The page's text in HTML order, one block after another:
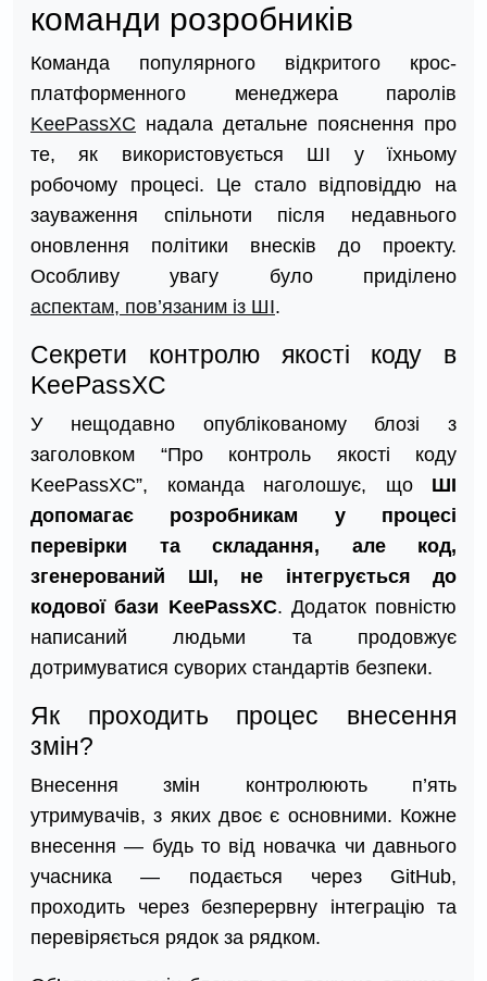
команди розробників
Команда популярного відкритого крос-
платформенного менеджера паролів
KeePassXC надала детальне пояснення про
те, як використовується ШІ у їхньому
робочому процесі. Це стало відповіддю на
зауваження спільноти після недавнього
оновлення політики внесків до проекту.
Особливу увагу було приділено
аспектам, пов’язаним із ШІ.
Секрети контролю якості коду в
KeePassXC
У нещодавно опублікованому блозі з
заголовком “Про контроль якості коду
KeePassXC”, команда наголошує, що ШІ
допомагає розробникам у процесі
перевірки та складання, але код,
згенерований ШІ, не інтегрується до
кодової бази KeePassXC. Додаток повністю
написаний людьми та продовжує
дотримуватися суворих стандартів безпеки.
Як проходить процес внесення
змін?
Внесення змін контролюють п’ять
утримувачів, з яких двоє є основними. Кожне
внесення — будь то від новачка чи давнього
учасника — подається через GitHub,
проходить через безперервну інтеграцію та
перевіряється рядок за рядком.